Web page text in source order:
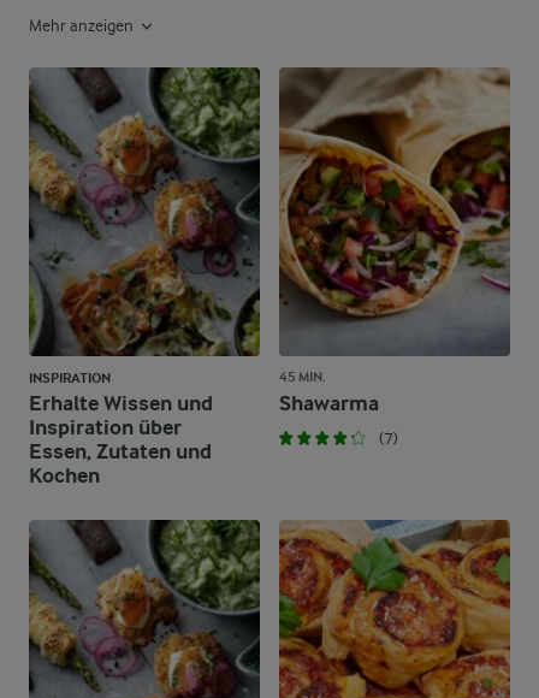
Mehr anzeigen
INSPIRATION
Erhalte Wissen und
Inspiration über
Essen, Zutaten und
Kochen
45 MIN.
Shawarma
(7)